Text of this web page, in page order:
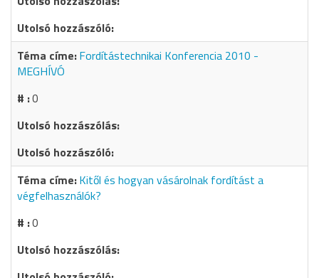
Fordítástechnikai Konferencia 2010 -
MEGHÍVÓ
0
Kitől és hogyan vásárolnak fordítást a
végfelhasználók?
0